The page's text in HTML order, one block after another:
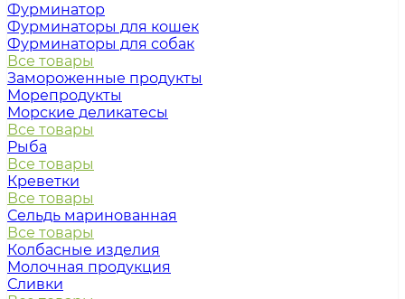
Фурминатор
Фурминаторы для кошек
Фурминаторы для собак
Все товары
Замороженные продукты
Морепродукты
Морские деликатесы
Все товары
Рыба
Все товары
Креветки
Все товары
Сельдь маринованная
Все товары
Колбасные изделия
Молочная продукция
Сливки